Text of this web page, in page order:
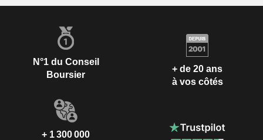
N°1 du Conseil
Boursier
+ de 20 ans
à vos côtés
+ 1 300 000